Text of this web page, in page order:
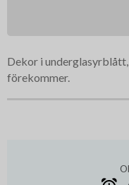
Dekor i
förekommer.